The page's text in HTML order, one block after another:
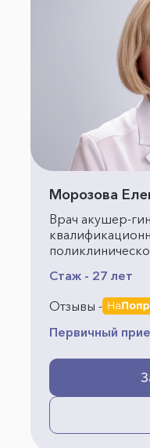
Морозова
Врач акушер-
Стаж - 27 лет
Отзывы -
Первичный